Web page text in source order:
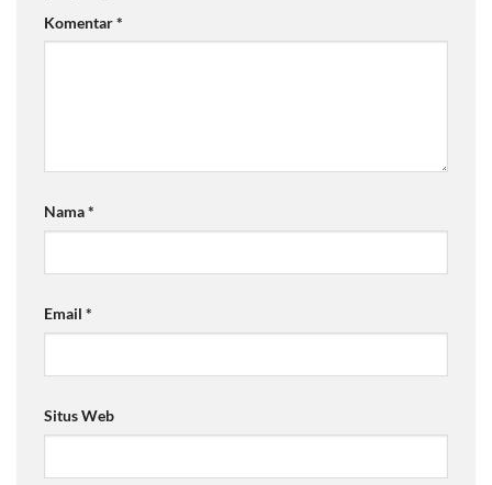
Komentar*
Nama*
Email *
Situs Web